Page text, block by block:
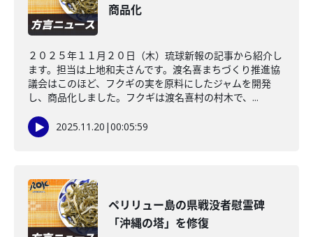
商品化
２０２５年１１月２０日（木）琉球新報の記事から紹介し
ます。担当は上地和夫さんです。渡名喜まちづくり推進協
議会はこのほど、フクギの実を原料にしたジャムを開発
し、商品化しました。フクギは渡名喜村の村木で、...
2025.11.20 |00:05:59
ペリリュー島の県戦没者慰霊碑
「沖縄の塔」を修復